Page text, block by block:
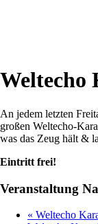
Weltecho
An jedem letzten
großen Weltecho-
was das Zeug hält &
Eintritt frei!
Veranstaltung
« Weltecho